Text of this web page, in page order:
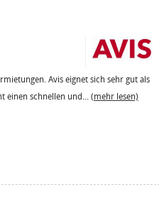
Avis eignet sich sehr gut als
einen schnellen und... (mehr lesen)